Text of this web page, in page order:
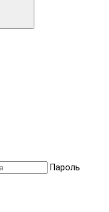
Пароль